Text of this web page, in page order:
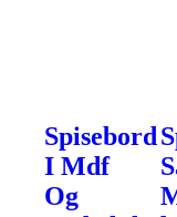
Spisebord
I Mdf
Og